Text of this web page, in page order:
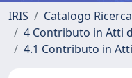
IRIS
Catalogo
4 Contributo in Atti
4.1 Contributo in